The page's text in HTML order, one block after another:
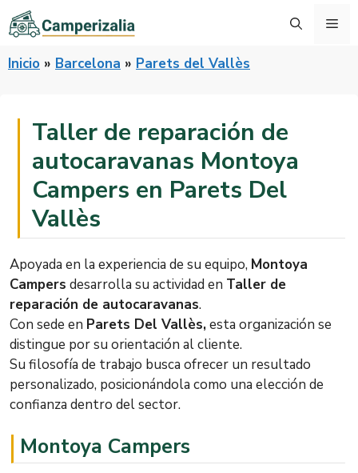
Saltar
al
Inicio » Barcelona » Parets del Vallès
Taller de reparación de
autocaravanas Montoya
Campers en Parets Del
Vallès
Apoyada en la experiencia de su equipo, Montoya
Campers desarrolla su actividad en Taller de
reparación de autocaravanas.
Con sede en Parets Del Vallès,esta organización se
distingue por su orientación al cliente.
Su filosofía de trabajo busca ofrecer un resultado
personalizado, posicionándola como una elección de
confianza dentro del sector.
Montoya Campers